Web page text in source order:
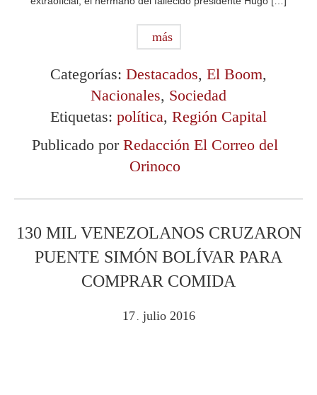
más
Categorías: Destacados, El Boom,
Nacionales, Sociedad
Etiquetas: política, Región Capital
Publicado por Redacción El Correo del
Orinoco
130 MIL VENEZOLANOS CRUZARON
PUENTE SIMÓN BOLÍVAR PARA
COMPRAR COMIDA
17 . julio 2016